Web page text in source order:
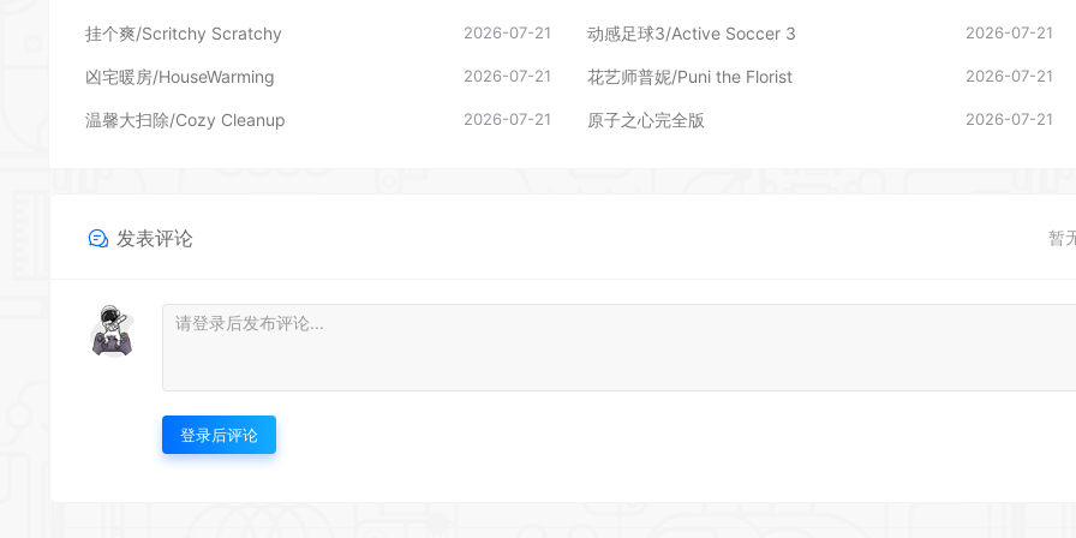
挂个爽/Scritchy Scratchy 2026-07-21 动感足球3/Active Soccer 3 2026-07-21
凶宅暖房/HouseWarming 2026-07-21 花艺师普妮/Puni the Florist 2026-07-21
温馨大扫除/Cozy Cleanup 2026-07-21 原子之心完全版 2026-07-21
发表评论 暂
登录后评论